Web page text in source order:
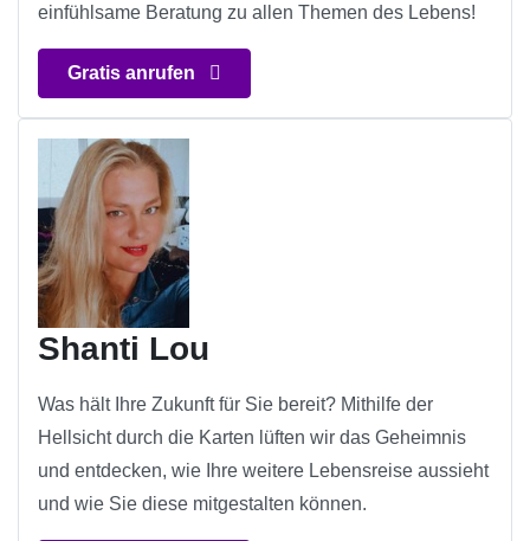
einfühlsame Beratung zu allen Themen des Lebens!
Gratis anrufen
Shanti Lou
Was hält Ihre Zukunft für Sie bereit? Mithilfe der
Hellsicht durch die Karten lüften wir das Geheimnis
und entdecken, wie Ihre weitere Lebensreise aussieht
und wie Sie diese mitgestalten können.